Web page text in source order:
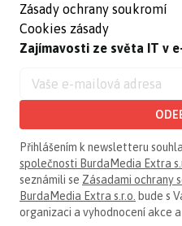
Zásady ochrany soukromí
Cookies zásady
Zajímavosti ze světa IT v
Přihlášením k newsletteru
společnosti BurdaMedia Extra
seznámili se Zásadami ochrany
BurdaMedia Extra s.r.o. bude s
organizaci a vyhodnocení akce a